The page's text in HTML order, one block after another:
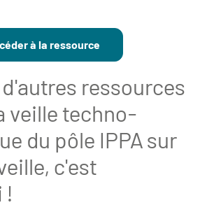
à la ressource
ressources
veille techno-
du pôle IPPA sur
c'est
!